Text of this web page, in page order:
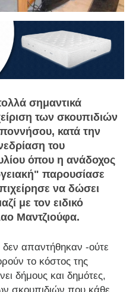
σημαντικά
των σκουπιδιών
κατά την
του
όπου η ανάδοχος
παρουσίασε
να δώσει
με τον ειδικό
Μαντζιούφα.
απαντήθηκαν -ούτε
το κόστος της
δήμους και δημότες,